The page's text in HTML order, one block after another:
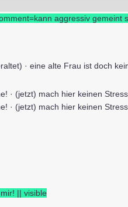
aggressiv gemeint
· eine alte Frau ist doch
· (jetzt) mach hier keinen Stress!
· (jetzt) mach hier keinen
|| visible